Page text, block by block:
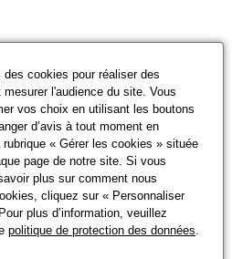
musée : épisode
L'Art est le musée
des cookies pour réaliser des
l'audience du site. Vous
vos choix en utilisant les boutons
d’avis à tout moment en
« Gérer les cookies » située
page de notre site. Si vous
plus sur comment nous
cliquez sur « Personnaliser
plus d’information, veuillez
politique de protection des données